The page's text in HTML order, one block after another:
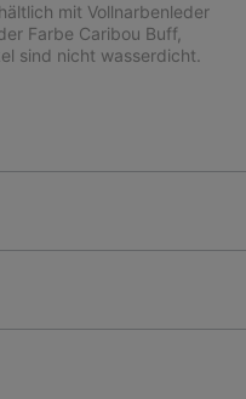
mit Vollnarbenleder
Farbe Caribou Buff,
sind nicht wasserdicht.